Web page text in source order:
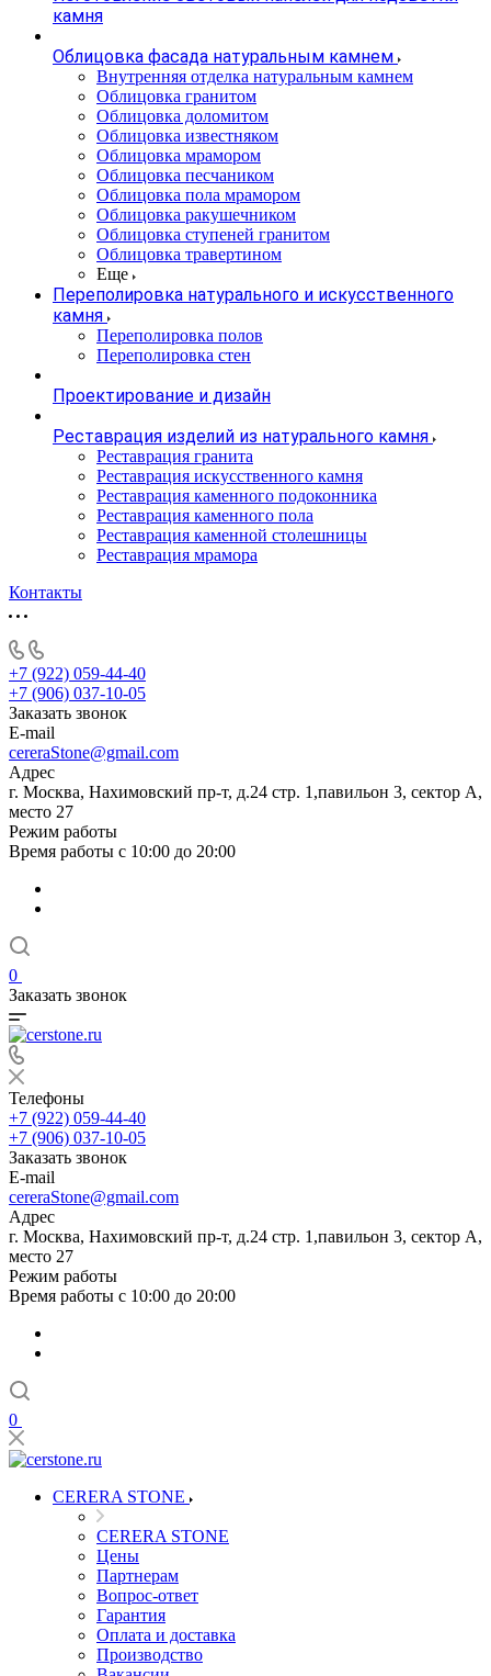
камня
Облицовка фасада натуральным камнем
Внутренняя отделка натуральным камнем
Облицовка гранитом
Облицовка доломитом
Облицовка известняком
Облицовка мрамором
Облицовка песчаником
Облицовка пола мрамором
Облицовка ракушечником
Облицовка ступеней гранитом
Облицовка травертином
Еще
Переполировка натурального и искусственного
камня
Переполировка полов
Переполировка стен
Проектирование и дизайн
Реставрация изделий из натурального камня
Реставрация гранита
Реставрация искусственного камня
Реставрация каменного подоконника
Реставрация каменного пола
Реставрация каменной столешницы
Реставрация мрамора
Контакты
+7 (922) 059-44-40
+7 (906) 037-10-05
Заказать звонок
E-mail
cereraStone@gmail.com
Адрес
г. Москва, Нахимовский пр-т, д.24 стр. 1,павильон 3, сектор А,
место 27
Режим работы
Время работы с 10:00 до 20:00
0
Заказать звонок
Телефоны
+7 (922) 059-44-40
+7 (906) 037-10-05
Заказать звонок
E-mail
cereraStone@gmail.com
Адрес
г. Москва, Нахимовский пр-т, д.24 стр. 1,павильон 3, сектор А,
место 27
Режим работы
Время работы с 10:00 до 20:00
0
CERERA STONE
CERERA STONE
Цены
Партнерам
Вопрос-ответ
Гарантия
Оплата и доставка
Производство